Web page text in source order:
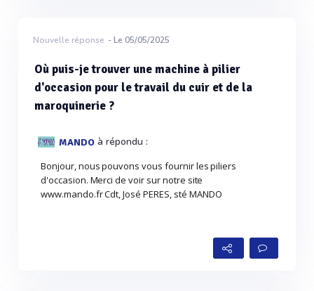
Nouvelle réponse - Le 05/05/2025
Où puis-je trouver une machine à pilier
d'occasion pour le travail du cuir et de la
maroquinerie ?
MANDO à répondu :
Bonjour, nous pouvons vous fournir les piliers
d'occasion. Merci de voir sur notre site
www.mando.fr Cdt, José PERES, sté MANDO